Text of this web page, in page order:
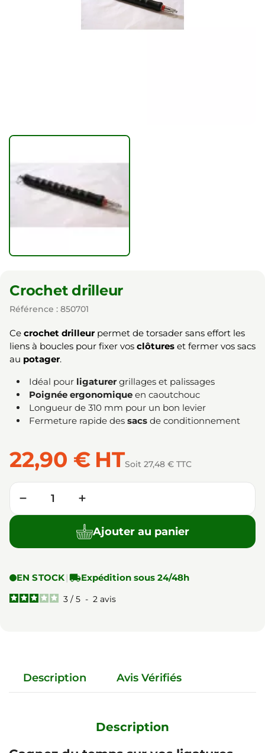
Crochet drilleur
Référence : 850701
Ce crochet drilleurpermet de torsader sans effort les
liens à boucles pour fixer vos clôtures et fermer vos sacs
au potager.
Idéal pour ligaturer grillages et palissages
Poignée ergonomique en caoutchouc
Longueur de 310 mm pour un bon levier
Fermeture rapide des sacs de conditionnement
22,90 € HTSoit 27,48 € TTC
Quantité
− +
Ajouter au panier
EN STOCK |Expédition sous 24/48h
3 / 5 - 2 avis
Description Avis Vérifiés
Description